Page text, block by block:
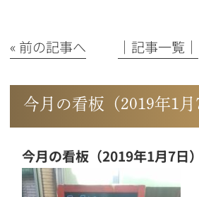
« 前の記事へ │記事一覧│
今月の看板（2019年1月
今月の看板（2019年1月7日）